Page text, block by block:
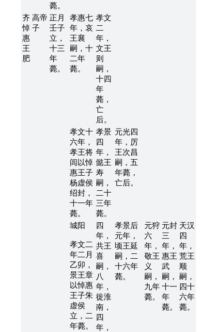
薨。
齐
悼
惠
王
肥
高帝
子
正月
壬子
立，
十三
年
薨。
孝惠七
年，哀
王襄
嗣，十
二年
薨。
孝文
二
年，
文王
则
嗣，
十四
年
薨，
亡
后。
孝文十
六年，
孝王将
闾以悼
惠王子
杨虚侯
绍封，
十一年
薨。
孝景
四
年，
懿王
寿
嗣，
二十
三年
薨。
元光四
年，厉
王次昌
嗣，五
年薨，
亡后。
城阳
孝文二
年二月
乙卯，
景王章
以悼惠
王子朱
虚侯
立，二
年薨。
四
年，
共王
喜
嗣，
八
年，
徙淮
南，
四
年，
孝景后
元年，
顷王延
嗣，二
十六年
薨。
元狩
六
年，
敬王
义
嗣，
九年
薨。
元封
三
年，
惠王
武
嗣，
十一
年
薨。
天汉
四
年，
荒王
顺
嗣，
四十
六年
薨。